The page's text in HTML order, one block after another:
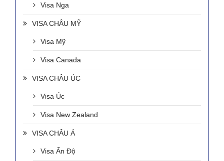
Visa Nga
VISA CHÂU MỸ
Visa Mỹ
Visa Canada
VISA CHÂU ÚC
Visa Úc
Visa New Zealand
VISA CHÂU Á
Visa Ấn Độ